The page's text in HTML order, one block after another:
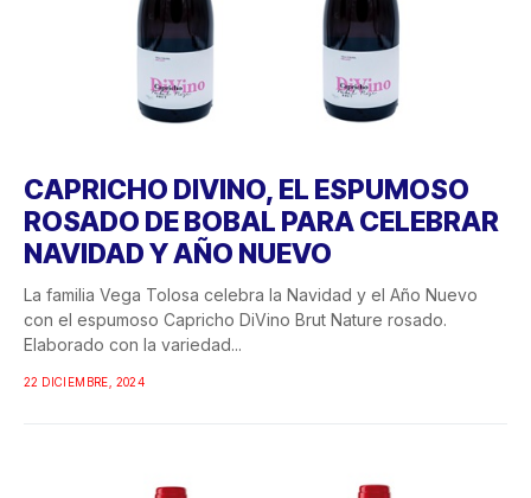
CAPRICHO DIVINO, EL ESPUMOSO
ROSADO DE BOBAL PARA CELEBRAR
NAVIDAD Y AÑO NUEVO
La familia Vega Tolosa celebra la Navidad y el Año Nuevo
con el espumoso Capricho DiVino Brut Nature rosado.
Elaborado con la variedad...
22 DICIEMBRE, 2024